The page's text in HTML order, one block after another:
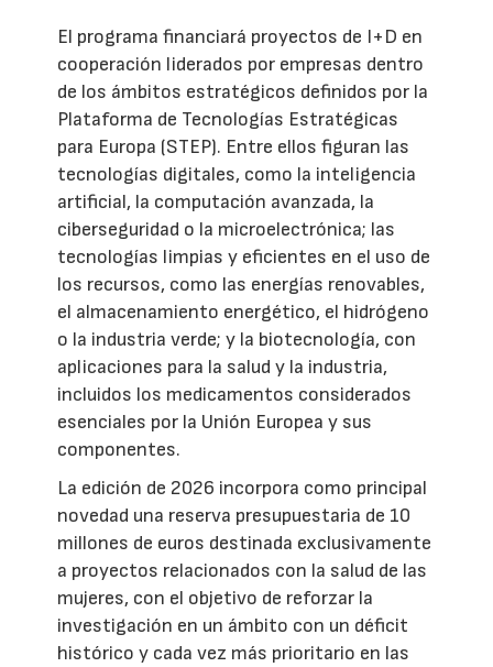
El programa financiará proyectos de I+D en
cooperación liderados por empresas dentro
de los ámbitos estratégicos definidos por la
Plataforma de Tecnologías Estratégicas
para Europa (STEP). Entre ellos figuran las
tecnologías digitales, como la inteligencia
artificial, la computación avanzada, la
ciberseguridad o la microelectrónica; las
tecnologías limpias y eficientes en el uso de
los recursos, como las energías renovables,
el almacenamiento energético, el hidrógeno
o la industria verde; y la biotecnología, con
aplicaciones para la salud y la industria,
incluidos los medicamentos considerados
esenciales por la Unión Europea y sus
componentes.
La edición de 2026 incorpora como principal
novedad una reserva presupuestaria de 10
millones de euros destinada exclusivamente
a proyectos relacionados con la salud de las
mujeres, con el objetivo de reforzar la
investigación en un ámbito con un déficit
histórico y cada vez más prioritario en las